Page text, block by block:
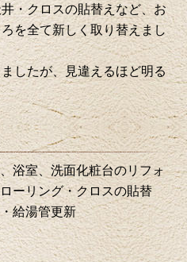
・クロスの貼替えなど、お
を全て新しく取り替えまし
したが、見違えるほど明る
浴室、洗面化粧台のリフォ
ーリング・クロスの貼替
給湯管更新